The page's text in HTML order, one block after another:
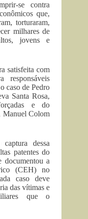
se contra
que,
torturaram,
milhares de
jovens e
satisfeita com
caso de Pedro
Santa Rosa,
e do
Manuel Colom
captura dessa
patentes do
documentou a
(CEH) no
caso deve
das vítimas e
que o